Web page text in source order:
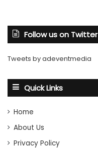
Follow us on Twitter
Tweets by adeventmedia
Quick Links
Home
About Us
Privacy Policy